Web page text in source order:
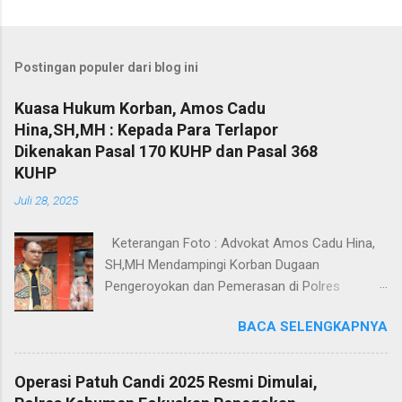
Postingan populer dari blog ini
Kuasa Hukum Korban, Amos Cadu
Hina,SH,MH : Kepada Para Terlapor
Dikenakan Pasal 170 KUHP dan Pasal 368
KUHP
Juli 28, 2025
Keterangan Foto : Advokat Amos Cadu Hina,
SH,MH Mendampingi Korban Dugaan
Pengeroyokan dan Pemerasan di Polres
masing merupakan korban dugaan
pengeroyokan dan pemerasan didampingi
Kuasa Hukum Amos Cadu Hina,SH,MH
mendatangi Polres Jakarta Selatan, Senin
BACA SELENGKAPNYA
Operasi Patuh Candi 2025 Resmi Dimulai,